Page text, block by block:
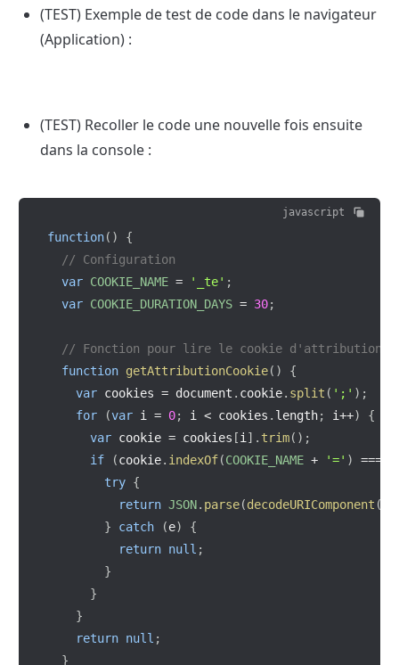
(TEST) Exemple de test de code dans le navigateur
(Application) :
(TEST) Recoller le code une nouvelle fois ensuite
dans la console :
javascript
function( )
{
// Configuration
var COOKIE_NAME = '_te' ;
var COOKIE_DURATION_DAYS = 30;
// Fonction pour lire le cookie d'attribution
function getAttributionCookie( )
{
var cookies = document . cookie. split ( ';' ) ;
for
(var i = 0; i < cookies . length; i++)
{
var cookie = cookies [i] . trim( ) ;
if
(cookie. indexOf(COOKIE_NAME + '=' ) ===
try {
return JSON. parse(decodeURIComponent (
}
catch (e)
{
return null ;
}
}
}
return null ;
}